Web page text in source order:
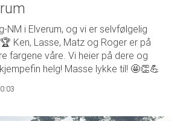
NM i Elverum, og vi er selvfølgelig
Ken, Lasse, Matz og Roger er på
fargene våre. Vi heier på dere og
helg! Masse lykke til! 🤩👏💪